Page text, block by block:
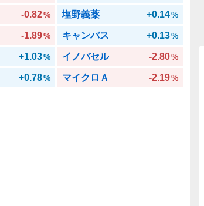
-0.82% 塩野義薬 +0.14%
-1.89% キャンバス +0.13%
+1.03% イノバセル -2.80%
+0.78% マイクロＡ -2.19%